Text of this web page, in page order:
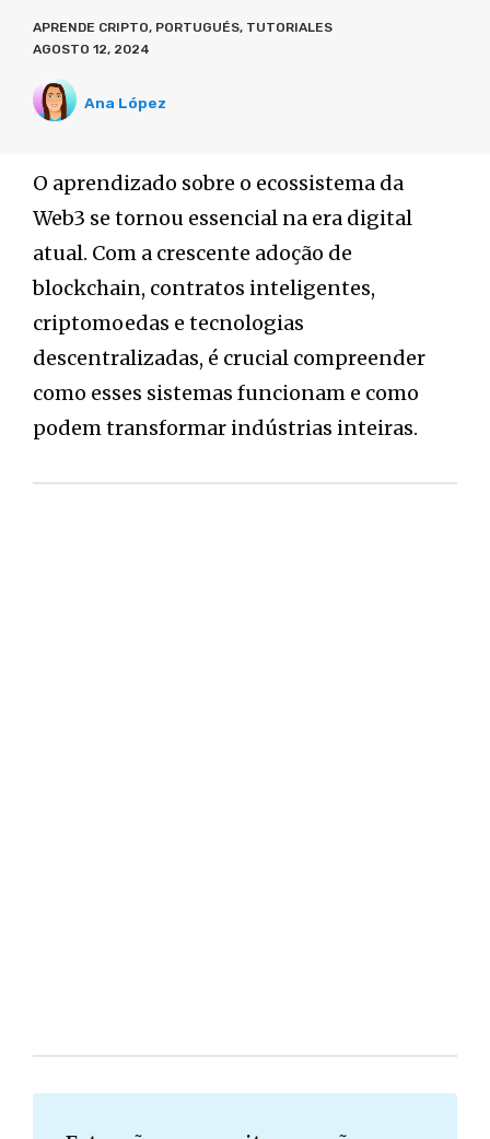
APRENDE CRIPTO, PORTUGUÉS, TUTORIALES
AGOSTO 12, 2024
Ana López
O aprendizado sobre o ecossistema da
Web3 se tornou essencial na era digital
atual. Com a crescente adoção de
blockchain, contratos inteligentes,
criptomoedas e tecnologias
descentralizadas, é crucial compreender
como esses sistemas funcionam e como
podem transformar indústrias inteiras.